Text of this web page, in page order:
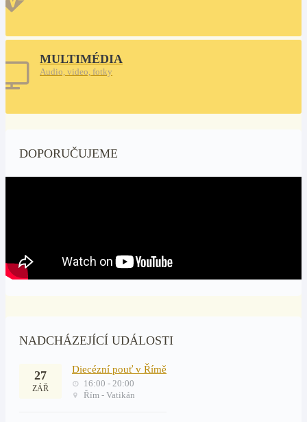
MULTIMÉDIA
Audio, video, fotky
DOPORUČUJEME
NADCHÁZEJÍCÍ UDÁLOSTI
27
ZÁŘ
Diecézní pouť v Římě
16:00 - 20:00
Řím - Vatikán